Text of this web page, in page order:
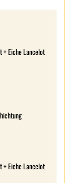
+ Eiche Lancelot
+ Eiche Lancelot